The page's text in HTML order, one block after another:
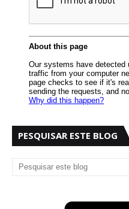
PESQUISAR ESTE BLOG